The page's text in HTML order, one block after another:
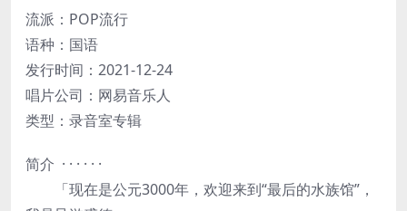
流派：POP流行
语种：国语
发行时间：2021-12-24
唱片公司：网易音乐人
类型：录音室专辑
简介 · · · · · ·
「现在是公元3000年，欢迎来到“最后的水族馆”，